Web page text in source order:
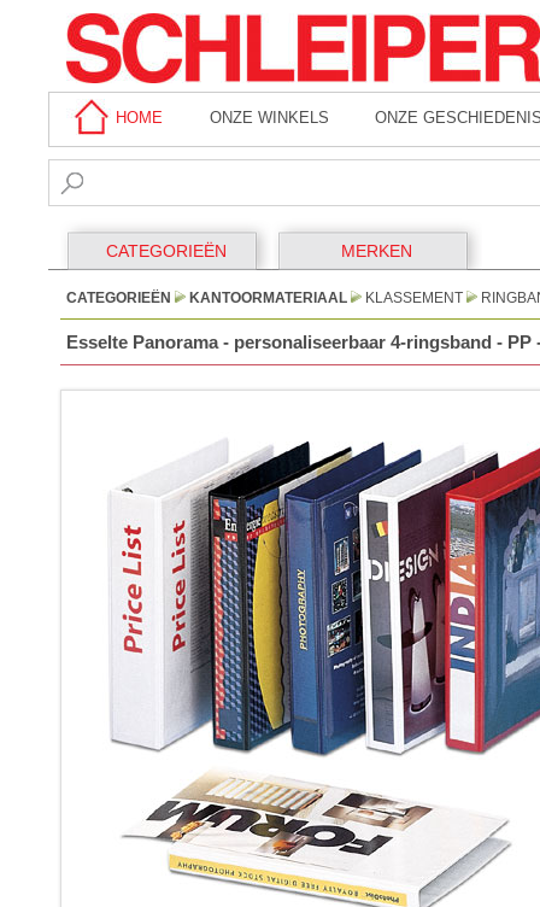
HOME ONZE WINKELS ONZE
CATEGORIEËN MERKEN
CATEGORIEËN KANTOORMATERIAAL KLASSEMENT
Esselte Panorama - personaliseerbaar 4-ringsband - PP